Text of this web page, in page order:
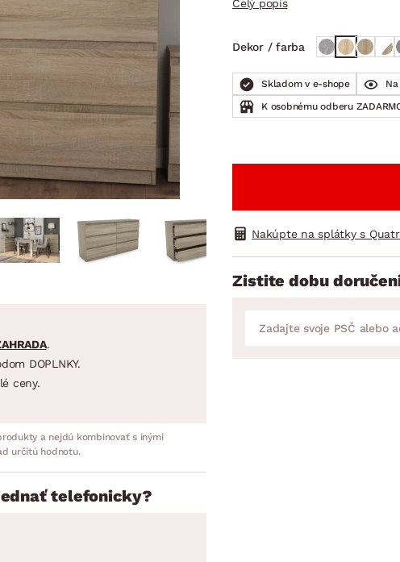
VARENIE DOMÁCE SPOTREBIČE
zostavy
zostavy
zostavy
Celý popis
Dekor / farba
Skladom v e-shope
K osobnému odberu
Nakúpte na splátky s
Zistite dobu
.
DOPLNKY.
ceny.
a nejdú kombinovať s inými
určitú hodnotu.
telefonicky?